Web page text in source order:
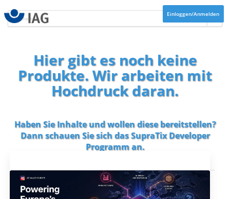
Einloggen/Anmelden
Hier gibt es noch keine
Produkte. Wir arbeiten mit
Hochdruck daran.
Haben Sie Inhalte und wollen diese bereitstellen?
Dann schauen Sie sich dasSupraTix Developer
Programman.